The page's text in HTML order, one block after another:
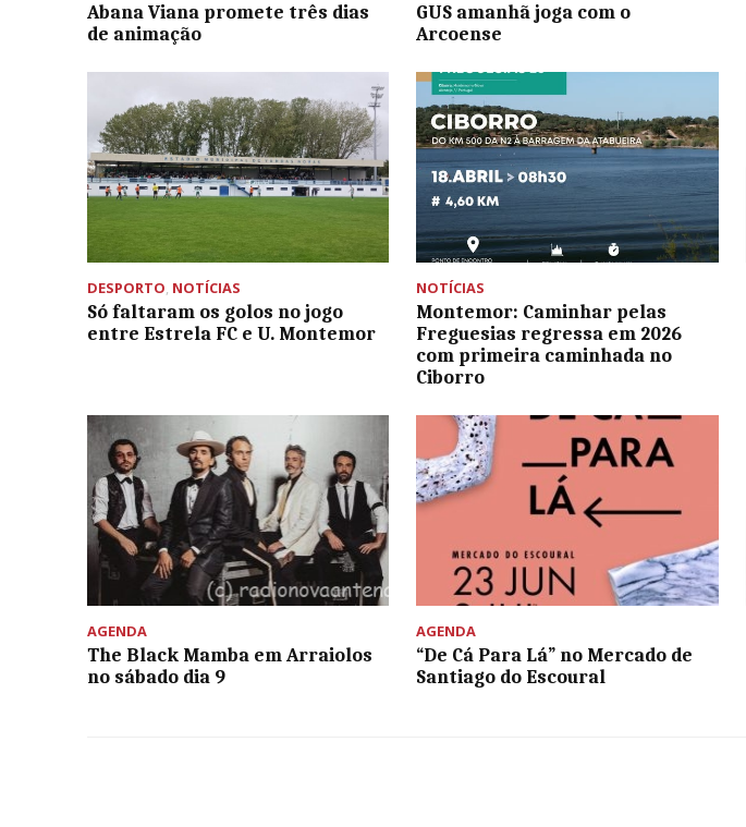
Abana Viana promete três dias
de animação
GUS amanhã joga com o
Arcoense
DESPORTO, NOTÍCIAS
Só faltaram os golos no jogo
entre Estrela FC e U. Montemor
NOTÍCIAS
Montemor: Caminhar pelas
Freguesias regressa em 2026
com primeira caminhada no
Ciborro
AGENDA
The Black Mamba em Arraiolos
no sábado dia 9
AGENDA
“De Cá Para Lá” no Mercado de
Santiago do Escoural